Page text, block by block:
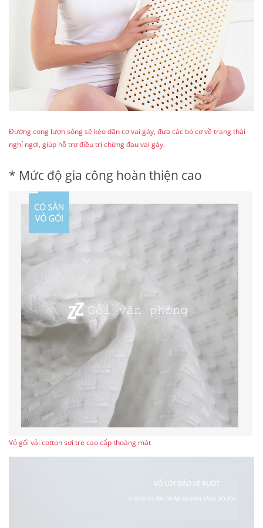
Đường cong lượn sóng sẽ kéo dãn cơ vai gáy, đưa các bó cơ về trạng thái
nghỉ ngơi, giúp hỗ trợ điều trị chứng đau vai gáy.
* Mức độ gia công hoàn thiện cao
Vỏ gối vải cotton sợi tre cao cấp thoáng mát